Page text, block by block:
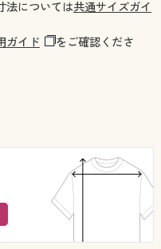
法については共通サイズガイ
ガイド
をご確認くださ